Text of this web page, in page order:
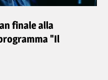
finale alla
"Il